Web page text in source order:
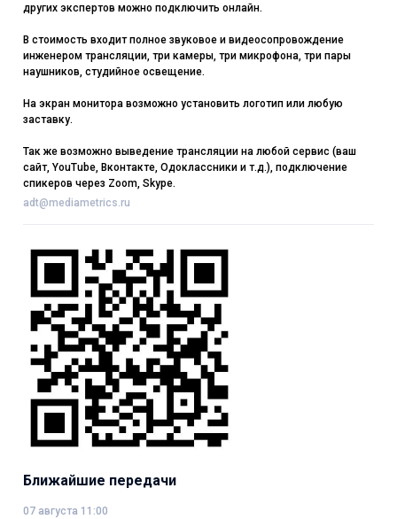
других экспертов можно подключить онлайн.
В стоимость входит полное звуковое и видеосопровождение
инженером трансляции, три камеры, три микрофона, три пары
наушников, студийное освещение.
На экран монитора возможно установить логотип или любую
заставку.
Так же возможно выведение трансляции на любой сервис (ваш
сайт, YouTube, Вконтакте, Одоклассники и т.д.), подключение
спикеров через Zoom, Skype.
adt@mediametrics.ru
Ближайшие передачи
07 августа 11:00